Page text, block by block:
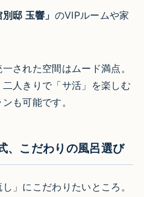
別邸 玉響」 のVIPルームや家
された空間はムード満点。
人きりで「サ活」を楽しむ
も可能です。
、こだわりの風呂選び
」にこだわりたいところ。